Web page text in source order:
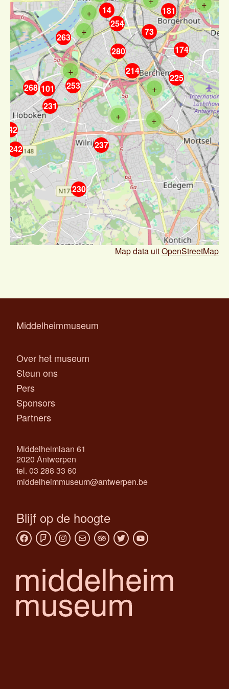
181
242
231
237
263 73
214
268
280
225
254
174
230
242
14
101 253
+
+
+
+
+
+
+
Map data uitOpenStreetMap
Middelheimmuseum
Over het museum
Steun ons
Pers
Sponsors
Partners
Middelheimlaan 61
2020 Antwerpen
tel. 03 288 33 60
middelheimmuseum@antwerpen.be
Blijf op de hoogte
FacebookFoursquare
InstagramNewsletterTripadvisor
TwitterYoutube